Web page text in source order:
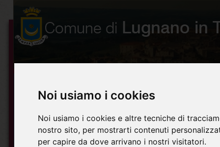
Noi usiamo i cookies
Noi usiamo i cookies e altre tecniche di
nostro sito, per mostrarti contenuti
per capire da dove arrivano i nostri visitatori.